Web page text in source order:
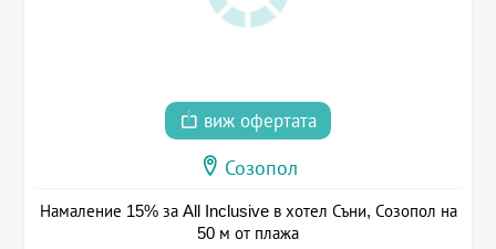
виж офертата
Созопол
Намаление 15% за All Inclusive в хотел Съни, Созопол на
50 м от плажа